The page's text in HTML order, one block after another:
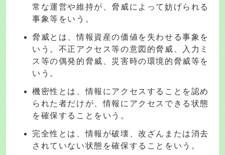
常な運営や維持が、脅威によって妨げられる
事象等をいう。
脅威とは、情報資産の価値を失わせる事象を
いう。不正アクセス等の意図的脅威、入力ミ
ス等の偶発的脅威、災害時の環境的脅威等を
いう。
機密性とは、情報にアクセスすることを認め
られた者だけが、情報にアクセスできる状態
を確保することをいう。
完全性とは、情報が破壊、改ざんまたは消去
されていない状態を確保することをいう。